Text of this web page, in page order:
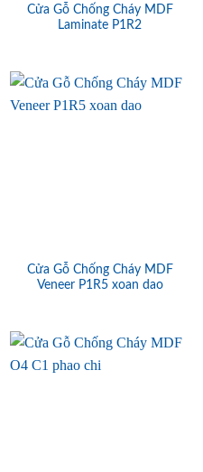
Cửa Gỗ Chống Cháy MDF
Laminate P1R2
Cửa Gỗ Chống Cháy MDF
Veneer P1R5 xoan dao